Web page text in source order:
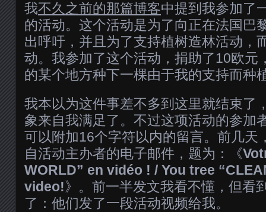
我不久之前的那篇博客中提到我参加了
的活动。这个活动是为了向正在法国巴
出呼吁，并且为了支持植树造林活动，
动。我参加了这个活动，捐助了10欧元
的某个地方种下一棵由于我的支持而种
我本以为这件事差不多到这里就结束了
象来自我满足了。不过这项活动的参加
可以附加16个字符以内的留言。前几天
自活动主办者的电子邮件，题为：《
WORLD” en vidéo ! / You tree
video!》。前一半发文我看不懂，但看
了：他们发了一段活动视频给我。